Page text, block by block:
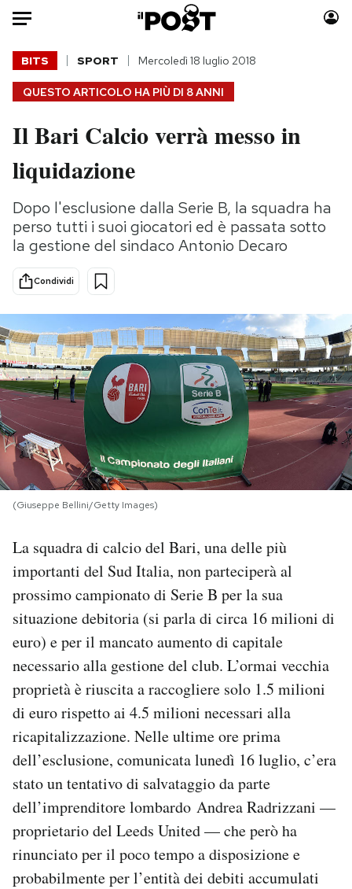
Auto
HOME
Italia
Politica
Tecnologia
Internet
Scienza
Cultura
Economia
Sport
Moda
Storie/Idee
Ok Boomer!
Media
Mondiali calcio 2026
PODCAST
NEWSLETTER
I MIEI PREFERITI
CALENDARIO
AREA PERSONALE
Area Personale
Newsletter
Notifiche mobile
Regala il Post
Hai bisogno di aiuto?
Esci
QUESTO ARTICOLO HA PIÙ DI 8 ANNI
BITS SPORT Mercoledì 18 luglio 2018
Il Bari Calcio verrà messo in
liquidazione
Dopo l'esclusione dalla Serie B, la squadra ha
perso tutti i suoi giocatori ed è passata sotto
la gestione del sindaco Antonio Decaro
Condividi
(Giuseppe Bellini/Getty Images)
La squadra di calcio del Bari, una delle più
importanti del Sud Italia, non parteciperà al
prossimo campionato di Serie B per la sua
situazione debitoria (si parla di circa 16 milioni di
euro) e per il mancato aumento di capitale
necessario alla gestione del club. L’ormai vecchia
proprietà è riuscita a raccogliere solo 1.5 milioni
di euro rispetto ai 4.5 milioni necessari alla
ricapitalizzazione. Nelle ultime ore prima
dell’esclusione, comunicata lunedì 16 luglio, c’era
stato un tentativo di salvataggio da parte
dell’imprenditore lombardo Andrea Radrizzani —
proprietario del Leeds United — che però ha
rinunciato per il poco tempo a disposizione e
probabilmente per l’entità dei debiti accumulati